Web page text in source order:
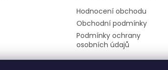
Hodnocení obchodu
Obchodní podmínky
Podmínky ochrany
osobních údajů